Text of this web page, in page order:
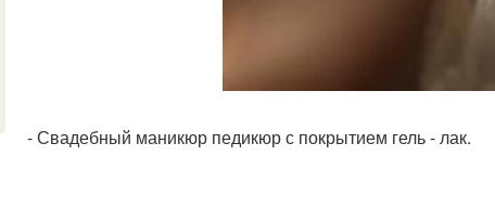
- Свадебный маникюр педикюр с покрытием гель - лак.